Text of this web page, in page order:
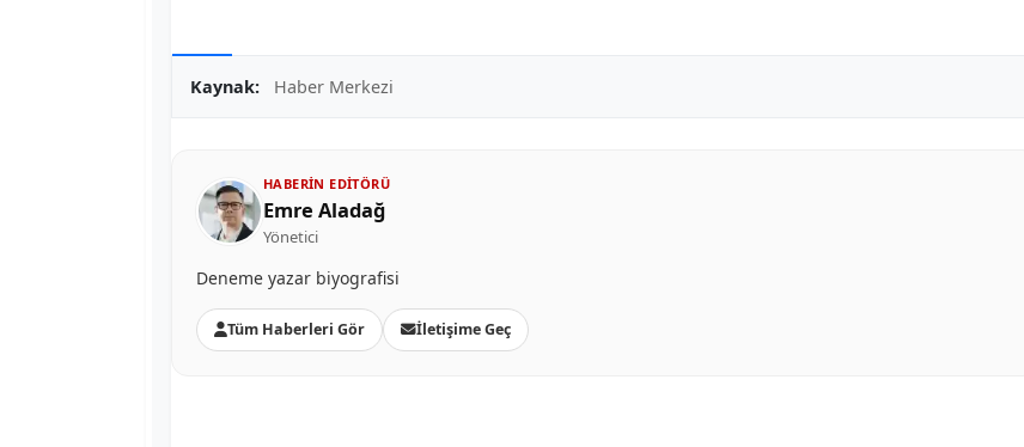
Kaynak: Haber Merkezi
HABERIN EDITÖRÜ
Emre Aladağ
Yönetici
Deneme yazar biyografisi
Tüm Haberleri Gör İletişime Geç